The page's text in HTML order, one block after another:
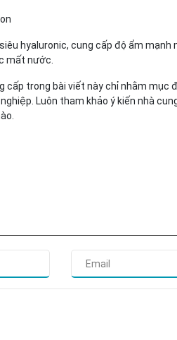
hyaluronic, cung cấp độ ẩm
mất nước.
cấp trong bài viết này chỉ nhằm mục
Luôn tham khảo ý kiến nhà